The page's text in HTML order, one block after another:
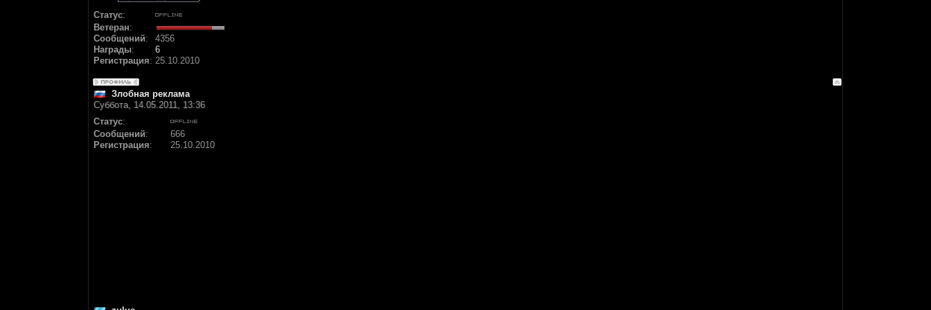
Статус:
Ветеран:
Сообщений:
4356
Награды:
6
Регистрация: 25.10.2010
Злобная реклама
Суббота, 14.05.2011, 13:36
Статус:
Сообщений:
666
Регистрация: 25.10.2010